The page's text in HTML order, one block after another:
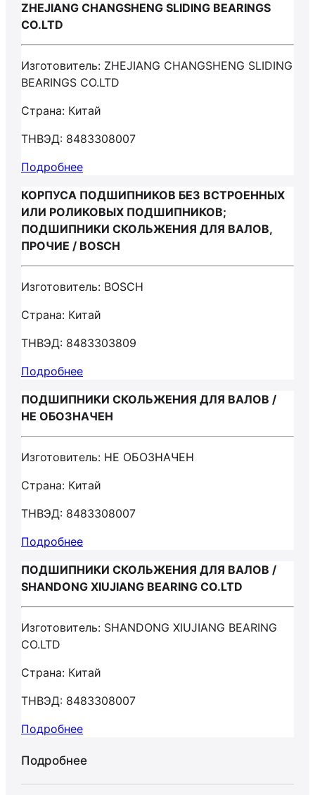
ZHEJIANG CHANGSHENG SLIDING BEARINGS
CO.LTD
Изготовитель: ZHEJIANG CHANGSHENG SLIDING
BEARINGS CO.LTD
Страна: Китай
ТНВЭД: 8483308007
Подробнее
КОРПУСА ПОДШИПНИКОВ БЕЗ ВСТРОЕННЫХ
ИЛИ РОЛИКОВЫХ ПОДШИПНИКОВ;
ПОДШИПНИКИ СКОЛЬЖЕНИЯ ДЛЯ ВАЛОВ,
ПРОЧИЕ / BOSCH
Изготовитель: BOSCH
Страна: Китай
ТНВЭД: 8483303809
Подробнее
ПОДШИПНИКИ СКОЛЬЖЕНИЯ ДЛЯ ВАЛОВ /
НЕ ОБОЗНАЧЕН
Изготовитель: НЕ ОБОЗНАЧЕН
Страна: Китай
ТНВЭД: 8483308007
Подробнее
ПОДШИПНИКИ СКОЛЬЖЕНИЯ ДЛЯ ВАЛОВ /
SHANDONG XIUJIANG BEARING CO.LTD
Изготовитель: SHANDONG XIUJIANG BEARING
CO.LTD
Страна: Китай
ТНВЭД: 8483308007
Подробнее
Подробнее